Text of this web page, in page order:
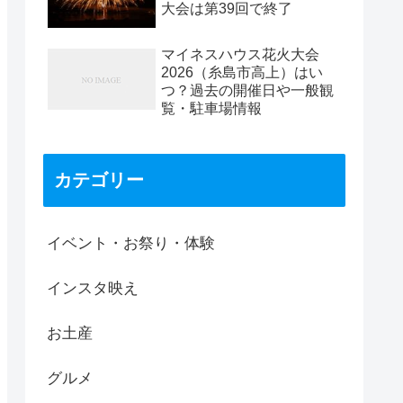
大会は第39回で終了
マイネスハウス花火大会
2026（糸島市高上）はい
つ？過去の開催日や一般観
覧・駐車場情報
カテゴリー
イベント・お祭り・体験
インスタ映え
お土産
グルメ